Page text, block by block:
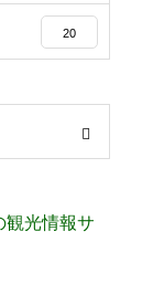
20
観光情報サ